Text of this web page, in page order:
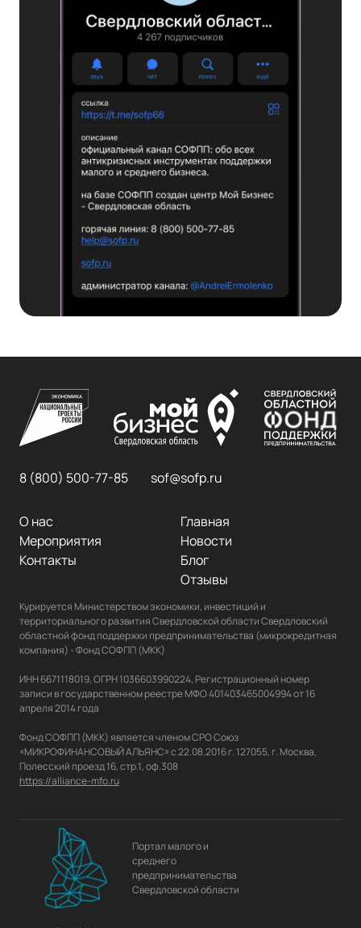
8 (800) 500-77-85 sof@sofp.ru
Главная
О нас
Новости
Мероприятия
Блог
Контакты
Отзывы
Курируется Министерством экономики, инвестиций и
территориального развития Свердловской области Свердловский
областной фонд поддержки предпринимательства (микрокредитная
компания) - Фонд СОФПП (МКК)
ИНН 6671118019, ОГРН 1036603990224, Регистрационный номер
записи в государственном реестре МФО 401403465004994 от 16
апреля 2014 года
Фонд СОФПП (МКК) является членом СРО Союз
«МИКРОФИНАНСОВЫЙ АЛЬЯНС» с 22.08.2016 г. 127055, г. Москва,
https://alliance-mfo.ru
Портал малого и
среднего
предпринимательства
Свердловской области